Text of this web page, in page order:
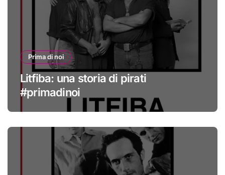
Prima di noi
Litfiba: una storia di pirati
#primadinoi